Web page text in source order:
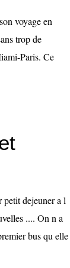
voyage en
trop de
Paris. Ce
petit dejeuner a l
.... On n a
bus qu elle